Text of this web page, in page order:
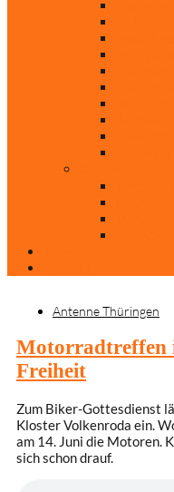
Antenne Thüringen
Motorradtreffen
Freiheit
Zum Biker-Gottesdienst
Kloster Volkenroda ein.
am 14. Juni die Motoren.
sich schon drauf.